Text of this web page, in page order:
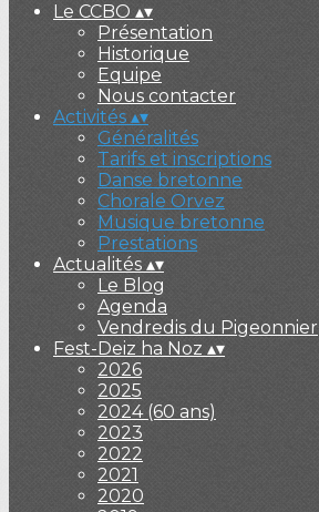
Le CCBO ▴▾
Présentation
Historique
Equipe
Nous contacter
Activités ▴▾
Généralités
Tarifs et inscriptions
Danse bretonne
Chorale Orvez
Musique bretonne
Prestations
Actualités ▴▾
Le Blog
Agenda
Vendredis du Pigeonnier
Fest-Deiz ha Noz ▴▾
2026
2025
2024 (60 ans)
2023
2022
2021
2020